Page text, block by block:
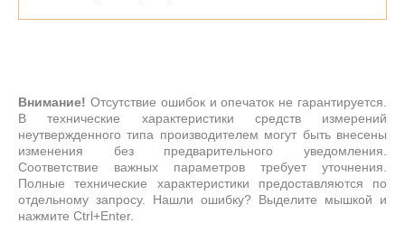
Внимание! Отсутствие ошибок и опечаток не гарантируется.
В технические характеристики средств измерений
неутвержденного типа производителем могут быть внесены
изменения без предварительного уведомления.
Соответствие важных параметров требует уточнения.
Полные технические характеристики предоставляются по
отдельному запросу. Нашли ошибку? Выделите мышкой и
нажмите Ctrl+Enter.